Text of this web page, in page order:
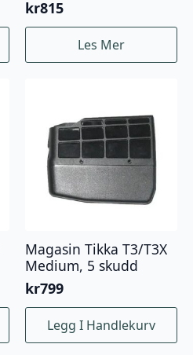
kr815
Les Mer
Magasin Tikka T3/T3X
Medium, 5 skudd
kr799
Legg I Handlekurv